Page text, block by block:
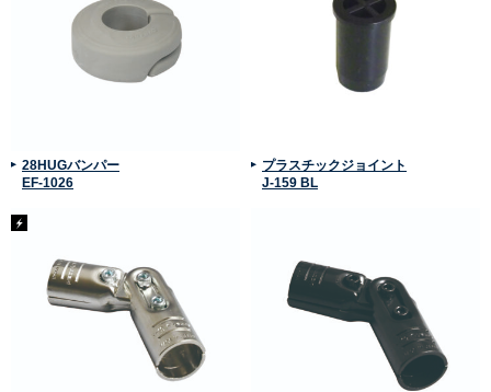
28HUGバンパー
EF-1026
プラスチックジョイント
J-159 BL